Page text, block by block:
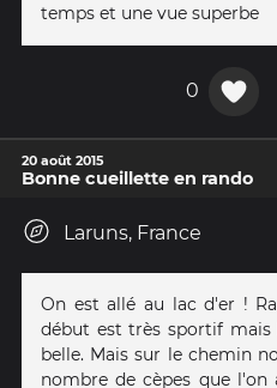
temps et une vue superbe
0
20 août 2015
Bonne cueillette en rando
Laruns, France
On est allé au lac d'er !
début est très sportif mais
belle. Mais sur le chemin
nombre de cèpes que